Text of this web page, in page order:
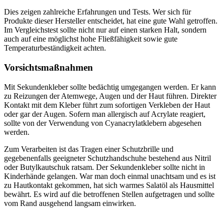
Dies zeigen zahlreiche Erfahrungen und Tests. Wer sich für
Produkte dieser Hersteller entscheidet, hat eine gute Wahl getroffen.
Im Vergleichstest sollte nicht nur auf einen starken Halt, sondern
auch auf eine möglichst hohe Flie­ß­f­äh­i­g­keit sowie gute
Temperaturbeständigkeit achten.
Vorsichtsmaßnahmen
Mit Sekundenkleber sollte bedächtig umgegangen werden. Er kann
zu Reizungen der Atemwege, Augen und der Haut führen. Direkter
Kontakt mit dem Kleber führt zum sofortigen Verkleben der Haut
oder gar der Augen. Sofern man allergisch auf Acrylate reagiert,
sollte von der Verwendung von Cyanacrylatklebern abgesehen
werden.
Zum Verarbeiten ist das Tragen einer Schutzbrille und
gegebenenfalls geeigneter Schutzhandschuhe bestehend aus Nitril
oder Butylkautschuk ratsam. Der Sekundenkleber sollte nicht in
Kinderhände gelangen. War man doch einmal unachtsam und es ist
zu Hautkontakt gekommen, hat sich warmes Salatöl als Hausmittel
bewährt. Es wird auf die betroffenen Stellen aufgetragen und sollte
vom Rand ausgehend langsam einwirken.